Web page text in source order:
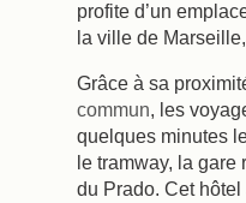
profite d’un
la ville de
Grâce à sa
commun, les
quelques minutes
le tramway, la
du Prado. Cet